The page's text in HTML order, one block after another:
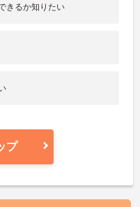
きるか知りたい
プ